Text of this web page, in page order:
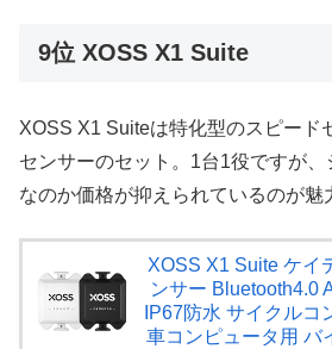
9位 XOSS X1 Suite
XOSS X1 Suiteは特化型のスピード
センサーのセット。1台1役ですが
なのか価格が抑えられているのが魅
XOSS X1 Suite ケイ
ンサー Bluetooth4.0
IP67防水 サイクルコ
車コンピュータ用 バ